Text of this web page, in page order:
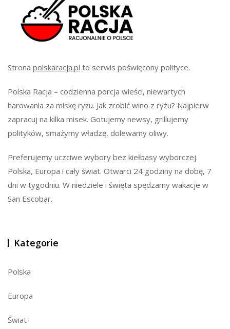
Strona polskaracja.pl to serwis poświęcony polityce.
Polska Racja – codzienna porcja wieści, niewartych
harowania za miskę ryżu. Jak zrobić wino z ryżu? Najpierw
zapracuj na kilka misek. Gotujemy newsy, grillujemy
polityków, smażymy władzę, dolewamy oliwy.
Preferujemy uczciwe wybory bez kiełbasy wyborczej.
Polska, Europa i cały świat. Otwarci 24 godziny na dobę, 7
dni w tygodniu. W niedziele i święta spędzamy wakacje w
San Escobar.
Kategorie
Polska
Europa
Świat